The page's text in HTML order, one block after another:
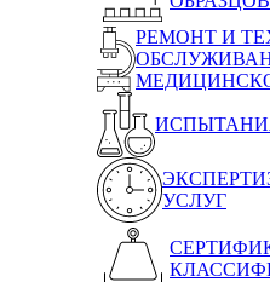
РЕМОНТ И
УСЛУГ